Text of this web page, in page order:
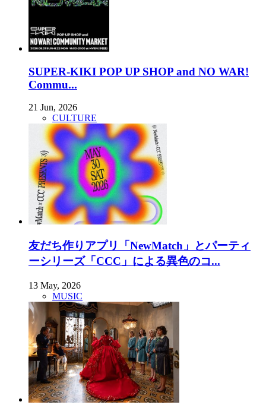
SUPER-KIKI POP UP SHOP and NO WAR!
Commu...
21 Jun, 2026
CULTURE
友だち作りアプリ「NewMatch」とパーティ
ーシリーズ「CCC」による異色のコ...
13 May, 2026
MUSIC